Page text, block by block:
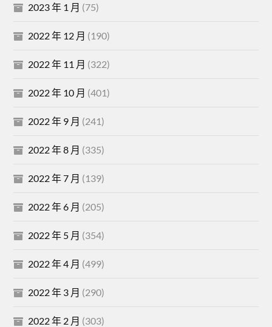
2023 年 1 月 (75)
2022 年 12 月 (190)
2022 年 11 月 (322)
2022 年 10 月 (401)
2022 年 9 月 (241)
2022 年 8 月 (335)
2022 年 7 月 (139)
2022 年 6 月 (205)
2022 年 5 月 (354)
2022 年 4 月 (499)
2022 年 3 月 (290)
2022 年 2 月 (303)